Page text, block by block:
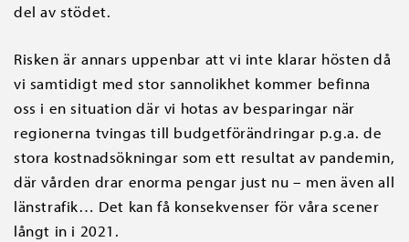
del av stödet.
Risken är annars uppenbar att vi inte klarar hösten då
vi samtidigt med stor sannolikhet kommer befinna
oss i en situation där vi hotas av besparingar när
regionerna tvingas till budgetförändringar p.g.a. de
stora kostnadsökningar som ett resultat av pandemin,
där vården drar enorma pengar just nu – men även all
länstrafik… Det kan få konsekvenser för våra scener
långt in i 2021.